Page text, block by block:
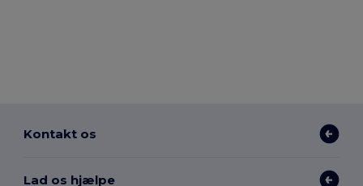
Kontakt os
Lad os hjælpe